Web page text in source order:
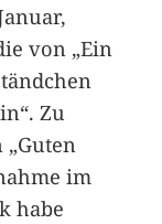
von „Ein
Zu
im
habe